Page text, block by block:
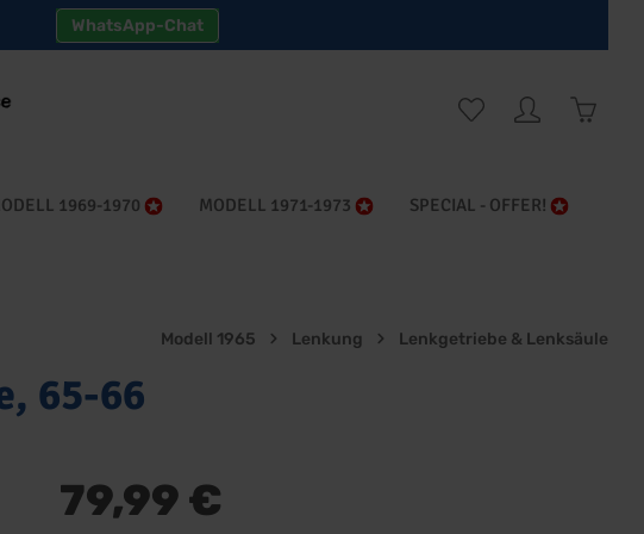
WhatsApp-Chat
1969-1970 MODELL 1971-1973 SPECIAL - OFFER!
Modell 1965 Lenkung Lenkgetriebe & Lenksäule
65-66
79,99 €